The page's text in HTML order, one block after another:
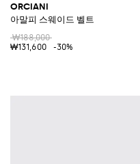
ORCIANI
아말피 스웨이드 벨트
₩188,000
₩131,600
-30%